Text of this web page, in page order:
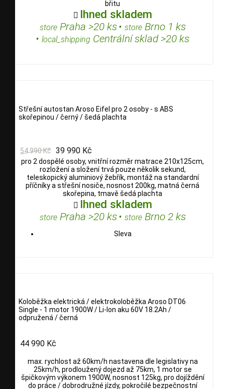
břitu
 Ihned skladem
storePraha >20 ks• storeBrno 1 ks
• local_shipping Centrální sklad >20 ks
Střešní autostan Aroso Eifel pro 2 osoby - s ABS
skořepinou / černý / šedá plachta
54 990 Kč 39 990 Kč
pro 2 dospělé osoby, vnitřní rozměr matrace 210x125cm,
rozložení a složení trvá pouze několik sekund,
teleskopický aluminiový žebřík, montáž na standardní
příčníky a střešní nosiče, nosnost 200kg, matná černá
skořepina, tmavě šedá plachta
 Ihned skladem
storePraha >20 ks• storeBrno 2 ks
Sleva
Koloběžka elektrická / elektrokoloběžka Aroso DT06
Single - 1 motor 1900W / Li-Ion aku 60V 18.2Ah /
odpružená / černá
44 990 Kč
max. rychlost až 60km/h nastavena dle legislativy na
25km/h, prodloužený dojezd až 75km, 1 motor se
špičkovým výkonem 1900W, nosnost 125kg, pro dojíždění
do práce / dobrodružné jízdy, pokročilé bezpečnostní